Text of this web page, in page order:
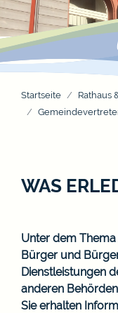
Startseite
Rathaus
WAS
Unter dem Thema
Bürger und
Dienstleistungen
anderen
Sie erhalten